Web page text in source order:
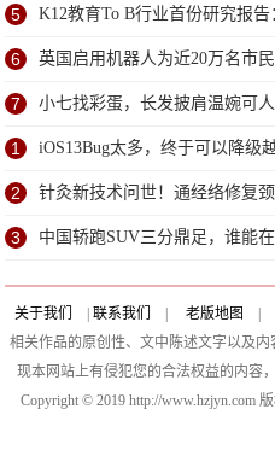
5 K12教育To B行业首份研究报
6 英国启用机器人为近20万名市
7 小七找彩蛋，长发披肩温婉可
堪忧
1 iOS13Bug太多，终于可以降级
2 针灸新技术问世！通经络修复
3 中国轿跑SUV三分鼎足，谁能
关于我们 联系我们 老版地图
相关作品的原创性、文中陈述文字以及
现本网站上有侵犯您的合法权益的内容
Copyright © 2019 http://www.hzjyn.com